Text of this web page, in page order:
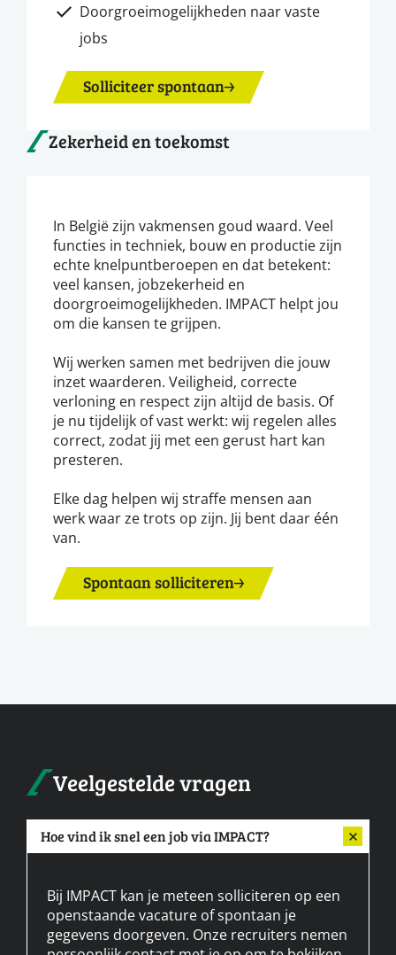
Doorgroeimogelijkheden naar vaste
jobs
Solliciteer spontaan
Zekerheid en toekomst
In België zijn vakmensen goud waard. Veel
functies in techniek, bouw en productie zijn
echte knelpuntberoepen en dat betekent:
veel kansen, jobzekerheid en
doorgroeimogelijkheden. IMPACT helpt jou
om die kansen te grijpen.
Wij werken samen met bedrijven die jouw
inzet waarderen. Veiligheid, correcte
verloning en respect zijn altijd de basis. Of
je nu tijdelijk of vast werkt: wij regelen alles
correct, zodat jij met een gerust hart kan
presteren.
Elke dag helpen wij straffe mensen aan
werk waar ze trots op zijn. Jij bent daar één
van.
Spontaan solliciteren
Veelgestelde vragen
Hoe vind ik snel een job via IMPACT?
Bij IMPACT kan je meteen solliciteren op een
openstaande vacature of spontaan je
gegevens doorgeven. Onze recruiters nemen